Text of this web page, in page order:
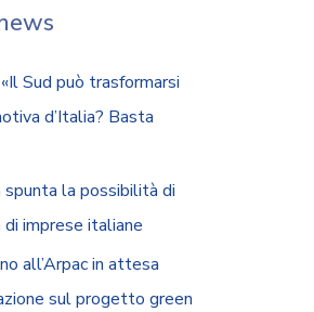
Sud può trasformarsi
d’Italia? Basta
spunta la possibilità di
di imprese italiane
all’Arpac in attesa
sul progetto green